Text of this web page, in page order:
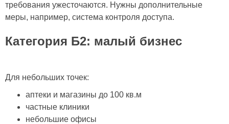
требования ужесточаются. Нужны дополнительные
меры, например, система контроля доступа.
Категория Б2: малый бизнес
Для небольших точек:
аптеки и магазины до 100 кв.м
частные клиники
небольшие офисы